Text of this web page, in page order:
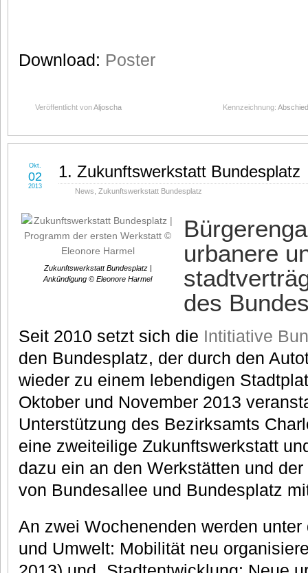
Download: Poster
Veröffentlicht vonAljoscha Kennzeichnung:
1. Zukunftswerkstatt Bundesplatz
News Zukunftswerkstatt Bundesplatz
Okt.
02
2013
Zukunftswerkstatt Bundesplatz |
Ankündigung © Eleonore Harmel
urbanere
des
Seit 2010 setzt sich die Intitiative
den Bundesplatz, der durch den
wieder zu einem lebendigen
Oktober und November 2013
Unterstützung des Bezirksamts
eine zweiteilige Zukunftswerkstatt
dazu ein an den Werkstätten und
von Bundesallee und Bundesplatz
An zwei Wochenenden werden unter
und Umwelt: Mobilität neu